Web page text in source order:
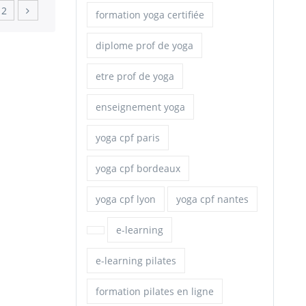
2 formation yoga certifiée
diplome prof de yoga
etre prof de yoga
enseignement yoga
yoga cpf paris
yoga cpf bordeaux
yoga cpf lyon yoga cpf nantes
e-learning
e-learning pilates
formation pilates en ligne